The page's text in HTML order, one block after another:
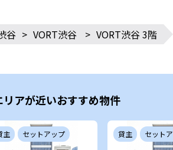
谷 > VORT渋谷 > VORT渋谷 3階
リアが近いおすすめ物件
主 セットアップ 貸主 セット